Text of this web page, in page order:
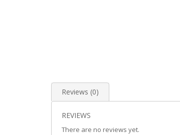
Reviews (0)
REVIEWS
There are no reviews yet.